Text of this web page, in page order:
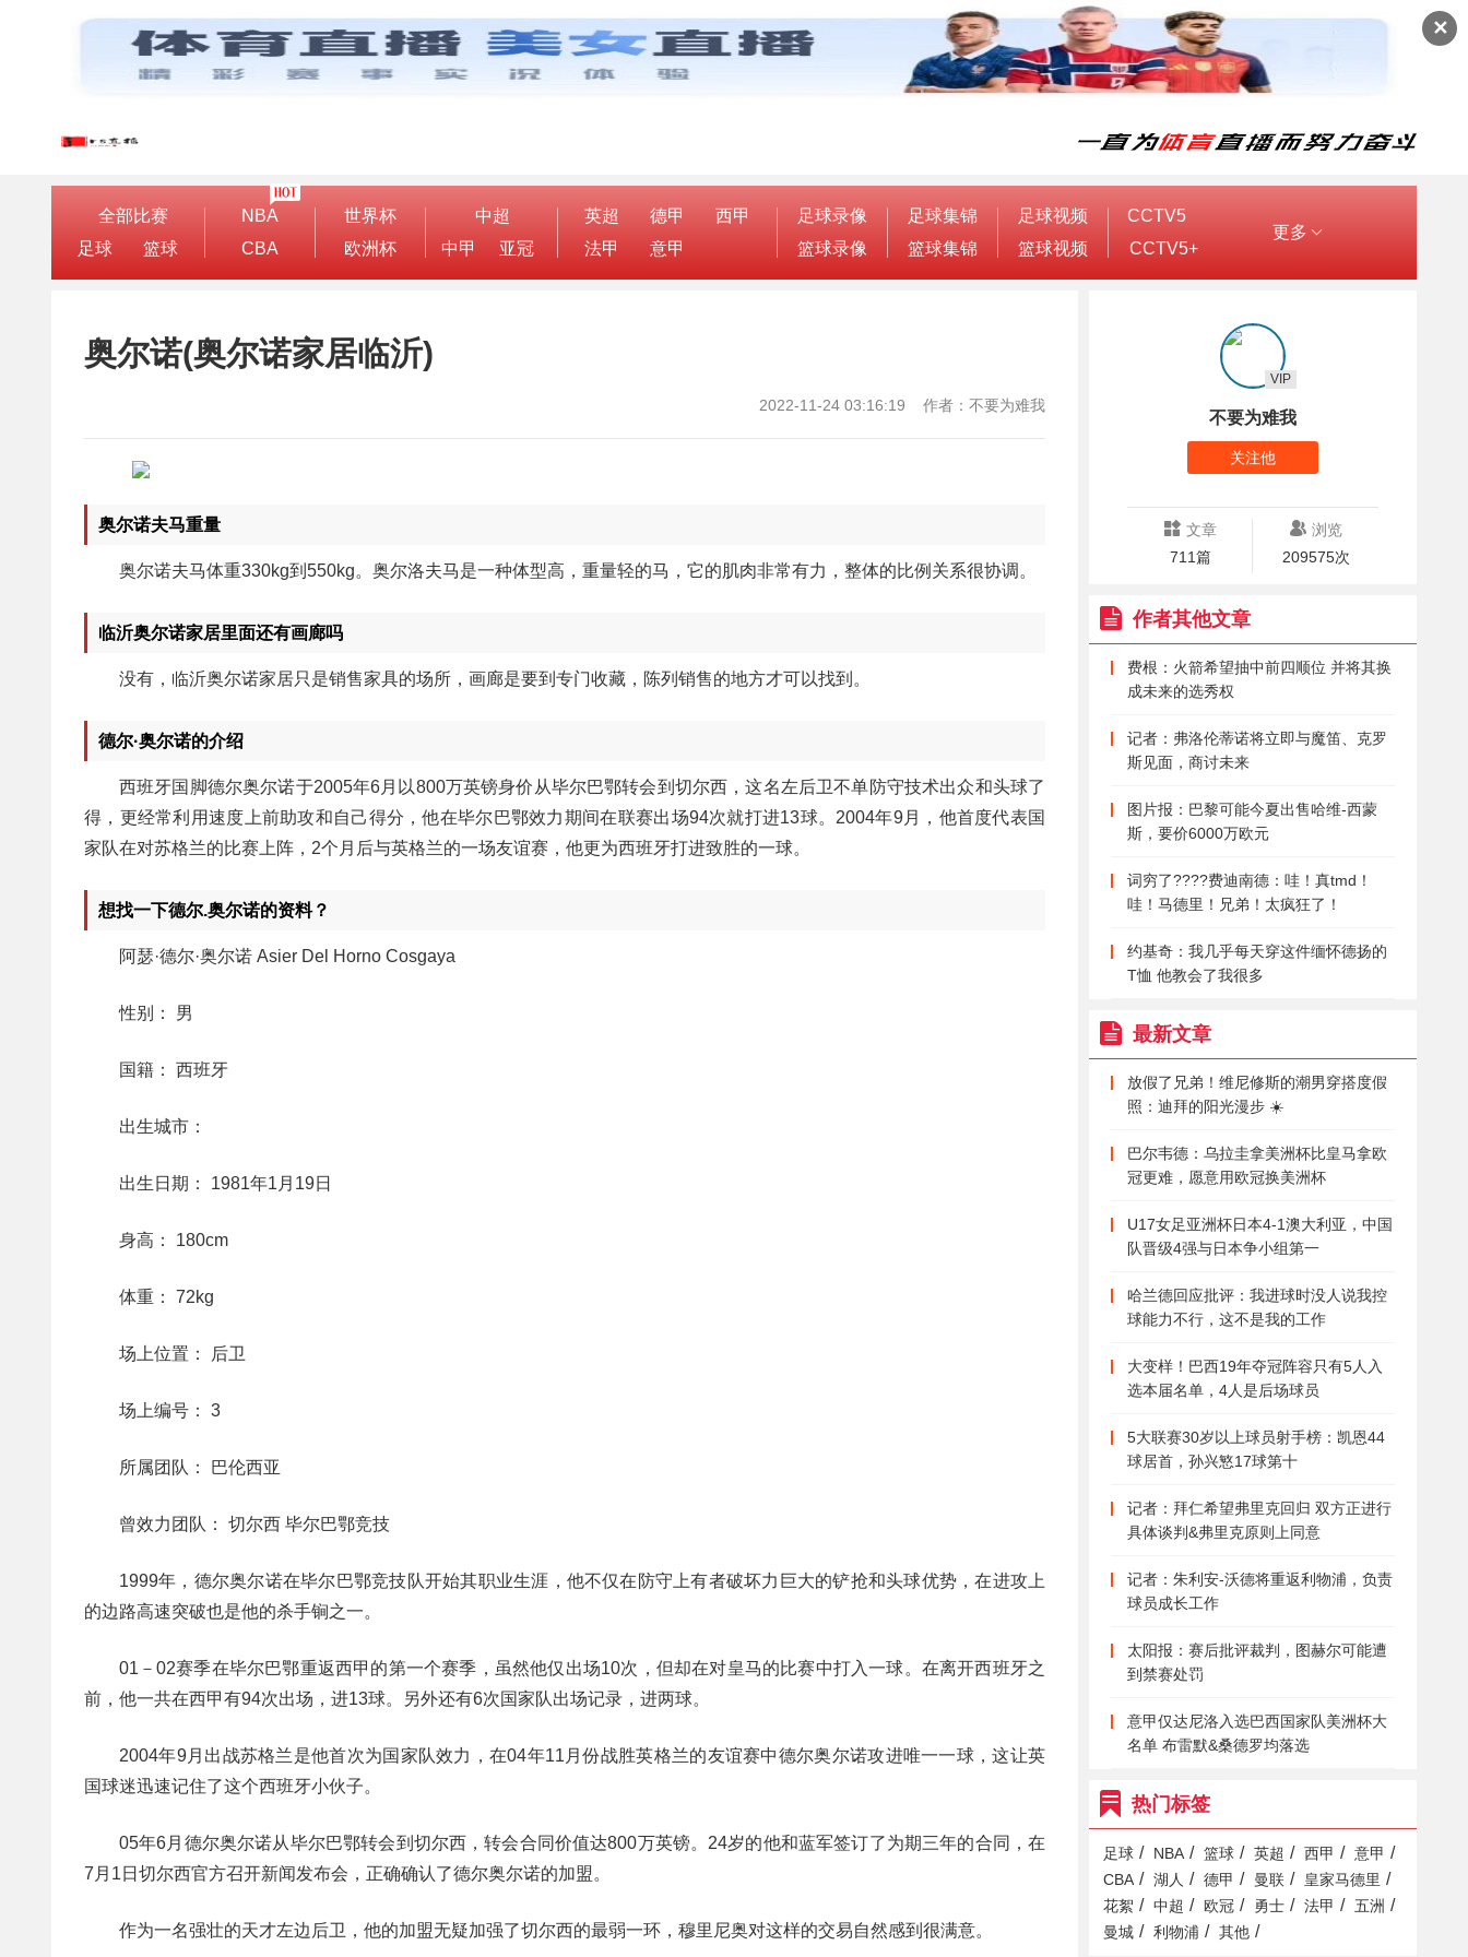
✕
全部比赛
足球
篮球
NBA
CBA
世界杯
欧洲杯
中超
中甲
亚冠
英超 德甲
西甲
法甲
意甲
足球录像
篮球录像
足球集锦
篮球集锦
足球视频
篮球视频
CCTV5
CCTV5+
更多
奥尔诺(奥尔诺家居临沂)
2022-11-24 03:16:19 作者：不要为难我
奥尔诺夫马重量
奥尔诺夫马体重330kg到550kg。奥尔洛夫马是一种体型高，重量轻的马，它的肌肉非常有力，整体的比例关系很协调。
临沂奥尔诺家居里面还有画廊吗
没有，临沂奥尔诺家居只是销售家具的场所，画廊是要到专门收藏，陈列销售的地方才可以找到。
德尔·奥尔诺的介绍
西班牙国脚德尔奥尔诺于2005年6月以800万英镑身价从毕尔巴鄂转会到切尔西，这名左后卫不单防守技术出众和头球了
得，更经常利用速度上前助攻和自己得分，他在毕尔巴鄂效力期间在联赛出场94次就打进13球。2004年9月，他首度代表国
家队在对苏格兰的比赛上阵，2个月后与英格兰的一场友谊赛，他更为西班牙打进致胜的一球。
想找一下德尔.奥尔诺的资料？
阿瑟·德尔·奥尔诺 Asier Del Horno Cosgaya
性别： 男
国籍： 西班牙
出生城市：
出生日期： 1981年1月19日
身高： 180cm
体重： 72kg
场上位置： 后卫
场上编号： 3
所属团队： 巴伦西亚
曾效力团队： 切尔西 毕尔巴鄂竞技
1999年，德尔奥尔诺在毕尔巴鄂竞技队开始其职业生涯，他不仅在防守上有者破坏力巨大的铲抢和头球优势，在进攻上
的边路高速突破也是他的杀手锏之一。
01－02赛季在毕尔巴鄂重返西甲的第一个赛季，虽然他仅出场10次，但却在对皇马的比赛中打入一球。在离开西班牙之
前，他一共在西甲有94次出场，进13球。另外还有6次国家队出场记录，进两球。
2004年9月出战苏格兰是他首次为国家队效力，在04年11月份战胜英格兰的友谊赛中德尔奥尔诺攻进唯一一球，这让英
国球迷迅速记住了这个西班牙小伙子。
05年6月德尔奥尔诺从毕尔巴鄂转会到切尔西，转会合同价值达800万英镑。24岁的他和蓝军签订了为期三年的合同，在
7月1日切尔西官方召开新闻发布会，正确确认了德尔奥尔诺的加盟。
作为一名强壮的天才左边后卫，他的加盟无疑加强了切尔西的最弱一环，穆里尼奥对这样的交易自然感到很满意。
不要为难我
VIP
关注他
文章
711篇
浏览
209575次
作者其他文章
费根：火箭希望抽中前四顺位 并将其换
成未来的选秀权
记者：弗洛伦蒂诺将立即与魔笛、克罗
斯见面，商讨未来
图片报：巴黎可能今夏出售哈维-西蒙
斯，要价6000万欧元
词穷了????费迪南德：哇！真tmd！
哇！马德里！兄弟！太疯狂了！
约基奇：我几乎每天穿这件缅怀德扬的
T恤 他教会了我很多
最新文章
放假了兄弟！维尼修斯的潮男穿搭度假
照：迪拜的阳光漫步 ☀️
巴尔韦德：乌拉圭拿美洲杯比皇马拿欧
冠更难，愿意用欧冠换美洲杯
U17女足亚洲杯日本4-1澳大利亚，中国
队晋级4强与日本争小组第一
哈兰德回应批评：我进球时没人说我控
球能力不行，这不是我的工作
大变样！巴西19年夺冠阵容只有5人入
选本届名单，4人是后场球员
5大联赛30岁以上球员射手榜：凯恩44
球居首，孙兴慜17球第十
记者：拜仁希望弗里克回归 双方正进行
具体谈判&弗里克原则上同意
记者：朱利安-沃德将重返利物浦，负责
球员成长工作
太阳报：赛后批评裁判，图赫尔可能遭
到禁赛处罚
意甲仅达尼洛入选巴西国家队美洲杯大
名单 布雷默&桑德罗均落选
热门标签
足球 / NBA / 篮球 / 英超 / 西甲 / 意甲 /
CBA / 湖人 / 德甲 / 曼联 / 皇家马德里 /
花絮 / 中超 / 欧冠 / 勇士 / 法甲 / 五洲 /
曼城 / 利物浦 / 其他 /